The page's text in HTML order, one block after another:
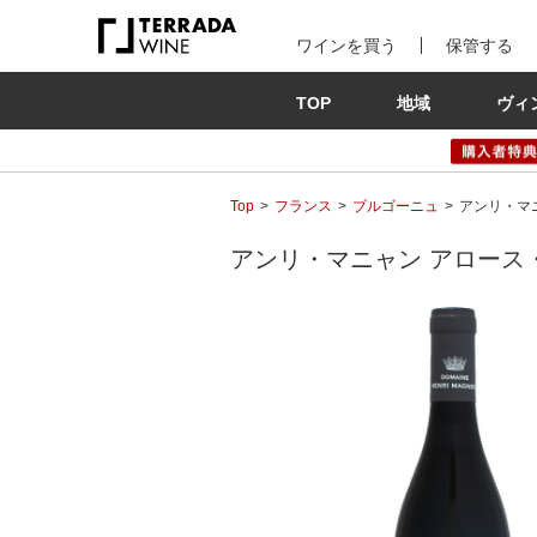
ワインを買う 保管する
TOP 地域 ヴィ
Top フランス ブルゴーニュ アンリ・マ
アンリ・マニャン アロー